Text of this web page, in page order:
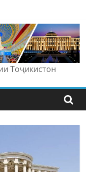
Тоҷикистон